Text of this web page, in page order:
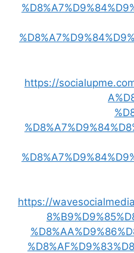
https://
https://